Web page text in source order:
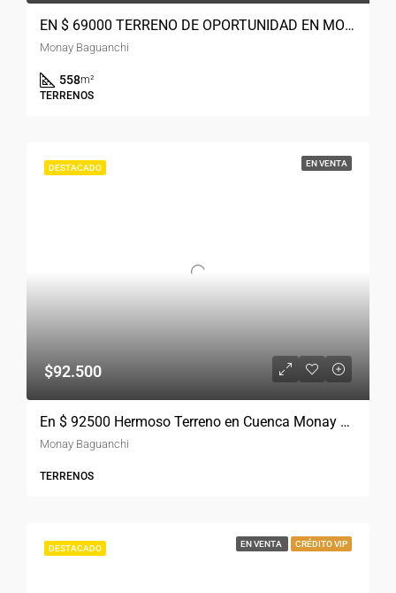
EN $ 69000 TERRENO DE OPORTUNIDAD EN MONAY BAGUANCHI
Monay Baguanchi
558m²
TERRENOS
DESTACADO EN VENTA
$92.500
En $ 92500 Hermoso Terreno en Cuenca Monay Baguanchi
Monay Baguanchi
TERRENOS
DESTACADO EN VENTA CRÉDITO VIP